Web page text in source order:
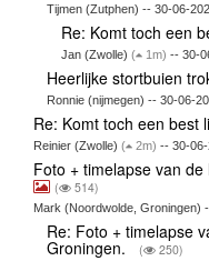
Tijmen (Zutphen) -- 30-06-
Re: Komt toch een
Jan (Zwolle) ( 1m) -- 30-
Heerlijke stortbuien
Ronnie (nijmegen) -- 30-06-
Re: Komt toch een best
Reinier (Zwolle) ( 2m) -- 30-
Foto + timelapse van
( 514)
Mark (Noordwolde, Groningen)
Re: Foto + timelapse
Groningen. ( 250)